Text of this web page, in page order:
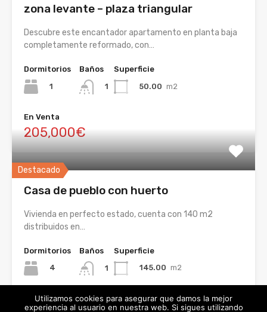
zona levante – plaza triangular
Descubre este encantador apartamento en planta baja
completamente reformado, con…
Dormitorios
1
Baños
1
Superficie
50.00 m2
En Venta
205,000€
Destacado
Casa de pueblo con huerto
Vivienda en perfecto estado, cuenta con 140 m2
distribuidos en…
Dormitorios
4
Baños
1
Superficie
145.00 m2
En Venta
Utilizamos cookies para asegurar que damos la mejor
experiencia al usuario en nuestra web. Si sigues utilizando